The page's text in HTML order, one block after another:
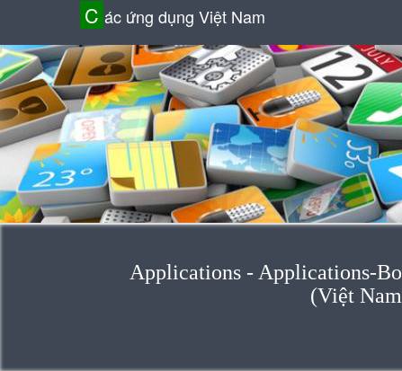
C ác ứng dụng Việt Nam
Applications - Applications-
(Việt